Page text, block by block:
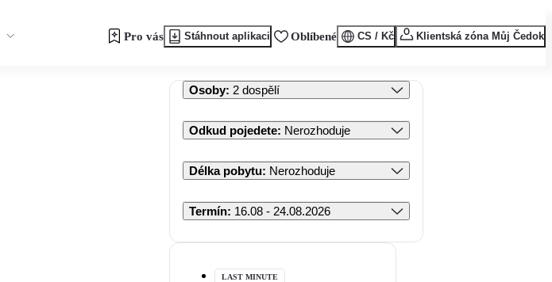
Pro vás Stáhnout aplikaci Oblíbené CS / Kč Klientská zóna Můj Čedok
Osoby: 2 dospělí
Odkud pojedete: Nerozhoduje
Délka pobytu: Nerozhoduje
Termín: 16.08 - 24.08.2026
LAST MINUTE